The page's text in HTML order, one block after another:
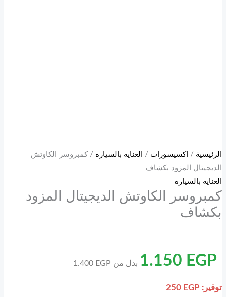
الرئيسية / اكسيسورات / العنايه بالسياره / كمبروسر الكاوتش
الديجيتال المزود بكشاف
العنايه بالسياره
كمبروسر الكاوتش الديجيتال المزود
بكشاف
1.150 EGP بدل من 1.400 EGP
توفير: 250 EGP